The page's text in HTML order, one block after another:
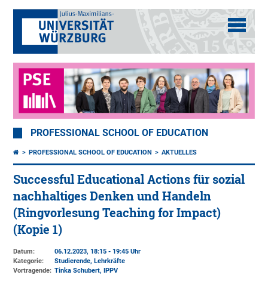
PROFESSIONAL SCHOOL OF EDUCATION
PROFESSIONAL SCHOOL OF EDUCATION AKTUELLES
Successful Educational Actions für sozial
nachhaltiges Denken und Handeln
(Ringvorlesung Teaching for Impact)
(Kopie 1)
Datum:
06.12.2023, 18:15 - 19:45 Uhr
Kategorie:
Studierende, Lehrkräfte
Vortragende: Tinka Schubert, IPPV